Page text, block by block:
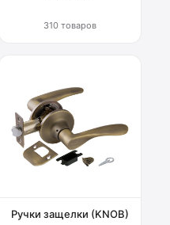
310 товаров
Ручки защелки (KNOB)